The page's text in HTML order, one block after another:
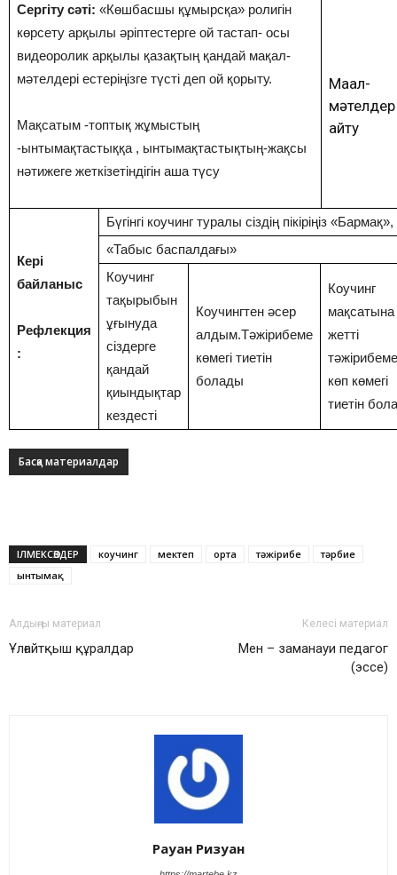
Сергіту сәті: «Көшбасшы құмырсқа» ролигін
көрсету арқылы әріптестерге ой тастап- осы
видеоролик арқылы қазақтың қандай мақал-
мәтелдері естеріңізге түсті деп ой қорыту.
Мақсатым -топтық жұмыстың
-ынтымақтастыққа , ынтымақтастықтың-жақсы
нәтижеге жеткізетіндігін аша түсу
Мақал-
мәтелдер
айту
Кері
байланыс
Рефлекция
:
Бүгінгі коучинг туралы сіздің пікіріңіз «Бармақ»,
«Табыс баспалдағы»
Коучинг
тақырыбын
ұғынуда
сіздерге
қандай
қиындықтар
кездесті
Коучингтен әсер
алдым.Тәжірибеме
көмегі тиетін
болады
Коучинг
мақсатына
жетті
тәжірибеме
көп көмегі
тиетін
Басқа материалдар
ІЛМЕКСӨЗДЕР коучинг мектеп орта тәжірибе
тәрбие
ынтымақ
Алдыңғы материал
Ұлғайтқыш құралдар
Келесі материал
Мен – заманауи педагог
(эссе)
Рауан Ризуан